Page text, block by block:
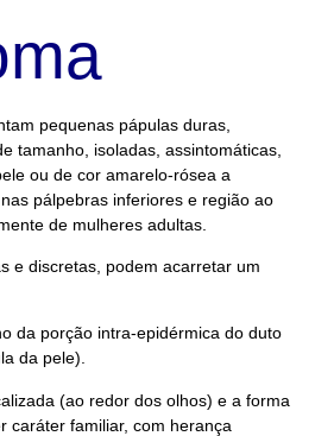
pequenas pápulas duras,
tamanho, isoladas, assintomáticas,
ou de cor amarelo-rósea a
pálpebras inferiores e região ao
de mulheres adultas.
e discretas, podem acarretar um
da porção intra-epidérmica do duto
da pele).
(ao redor dos olhos) e a forma
caráter familiar, com herança